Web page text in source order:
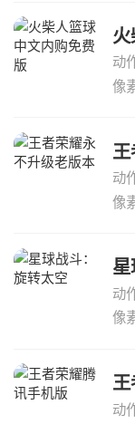
动
像
动
像
动
像
动